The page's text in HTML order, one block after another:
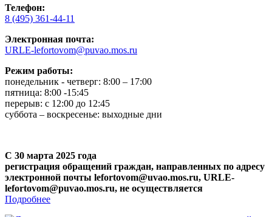
Телефон:
8 (495) 361-44-11
Электронная почта:
URLE-lefortovom@puvao.mos.ru
Режим работы:
понедельник - четверг: 8:00 – 17:00
пятница: 8:00 -15:45
перерыв: с 12:00 до 12:45
суббота – воскресенье: выходные дни
С 30 марта 2025 года
регистрация обращений граждан, направленных по адресу
электронной почты lefortovom@uvao.mos.ru, URLE-
lefortovom@puvao.mos.ru, не осуществляется
Подробнее